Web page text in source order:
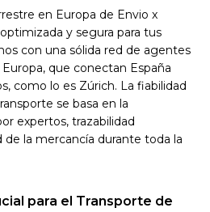
en Europa de Envio x
y segura para tus
con una sólida red de agentes
que conectan España
como lo es Zúrich. La fiabilidad
se basa en la
expertos, trazabilidad
la mercancía durante toda la
para el Transporte de